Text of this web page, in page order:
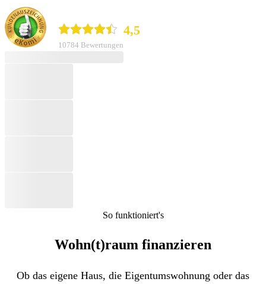
4,5
10784 Bewertungen
So funktioniert's
Wohn(t)raum finanzieren
Ob das eigene Haus, die Eigentumswohnung oder das